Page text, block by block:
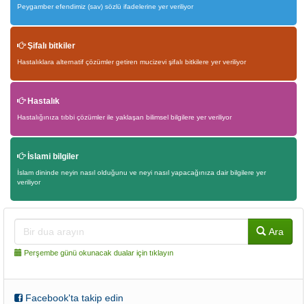
Peygamber efendimiz (sav) sözlü ifadelerine yer veriliyor
Şifalı bitkiler
Hastalıklara alternatif çözümler getiren mucizevi şifalı bitkilere yer veriliyor
Hastalık
Hastalığınıza tıbbi çözümler ile yaklaşan bilimsel bilgilere yer veriliyor
İslami bilgiler
İslam dininde neyin nasıl olduğunu ve neyi nasıl yapacağınıza dair bilgilere yer
veriliyor
Ara
Perşembe günü okunacak dualar için tıklayın
Facebook'ta takip edin